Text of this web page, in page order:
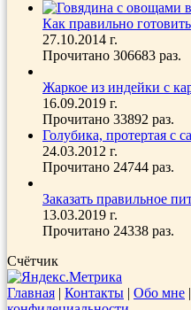
Как правильно
27.10.2014 г.
Прочитано 306683 раз.
Жаркое из индейки с
16.09.2019 г.
Прочитано 33892 раз.
Голубика, протертая с
24.03.2012 г.
Прочитано 24744 раз.
Заказать правильное
13.03.2019 г.
Прочитано 24338 раз.
Счётчик
Главная | Контакты | Обо мне |